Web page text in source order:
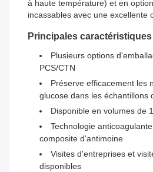
à haute température) et en
incassables avec une excellente
Principales caractéristiques
Plusieurs options
PCS/CTN
Préserve efficacement les
glucose dans les échantillons
Disponible en volumes de
Technologie
composite d'antimoine
Visites d'entreprises et
disponibles